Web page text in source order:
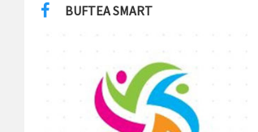
BUFTEA SMART